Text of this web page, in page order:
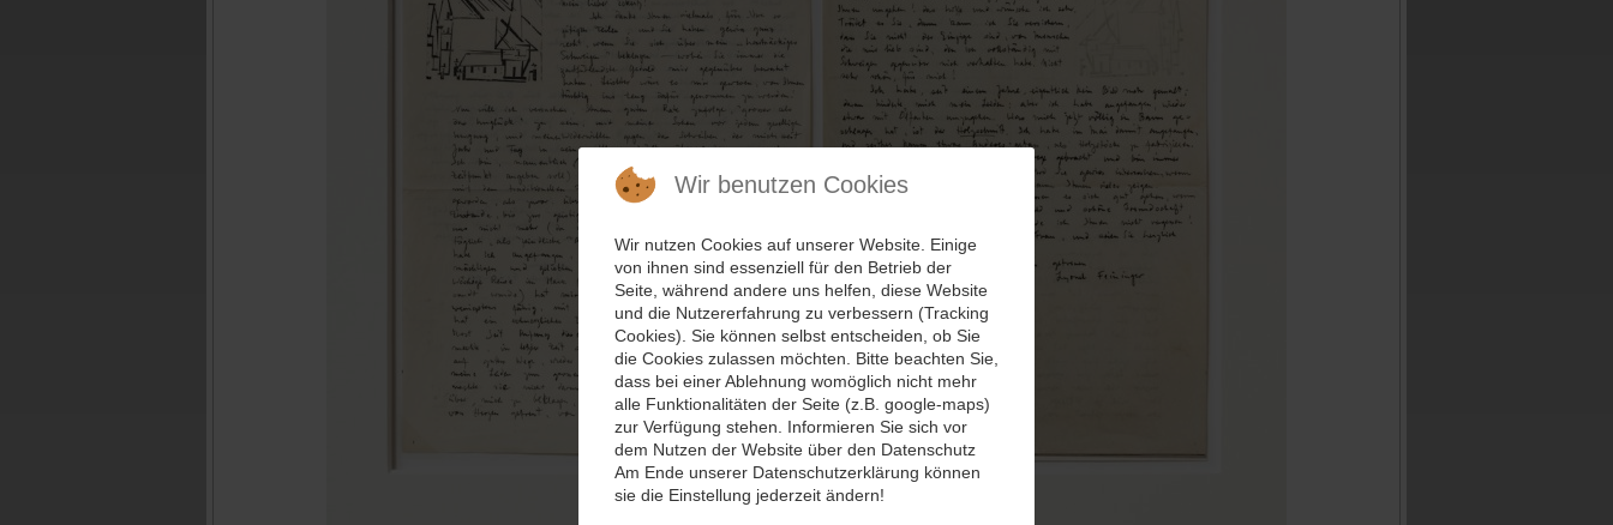
Wir benutzen Cookies
Wir nutzen Cookies auf unserer Website. Einige
von ihnen sind essenziell für den Betrieb der
Seite, während andere uns helfen, diese Website
und die Nutzererfahrung zu verbessern (Tracking
Cookies). Sie können selbst entscheiden, ob Sie
die Cookies zulassen möchten. Bitte beachten Sie,
dass bei einer Ablehnung womöglich nicht mehr
alle Funktionalitäten der Seite (z.B. google-maps)
zur Verfügung stehen. Informieren Sie sich vor
dem Nutzen der Website über den Datenschutz
Am Ende unserer Datenschutzerklärung können
sie die Einstellung jederzeit ändern!